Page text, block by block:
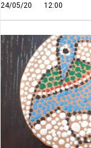
24/05/20 12:00